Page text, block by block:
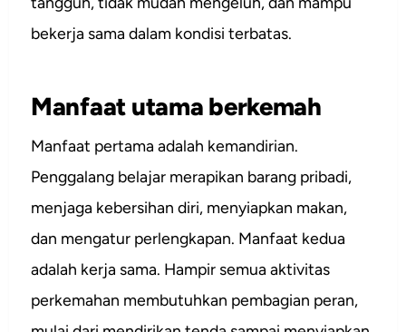
bekerja sama dalam kondisi terbatas.
Manfaat utama berkemah
Manfaat pertama adalah kemandirian.
Penggalang belajar merapikan barang pribadi,
menjaga kebersihan diri, menyiapkan makan,
dan mengatur perlengkapan. Manfaat kedua
adalah kerja sama. Hampir semua aktivitas
perkemahan membutuhkan pembagian peran,